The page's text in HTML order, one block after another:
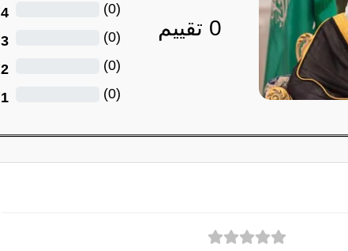
0 تقييم
4 (
0
)
3 (
0
)
2 (
0
)
1 (
0
)